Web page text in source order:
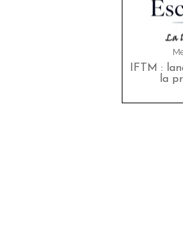
IFTM :
la